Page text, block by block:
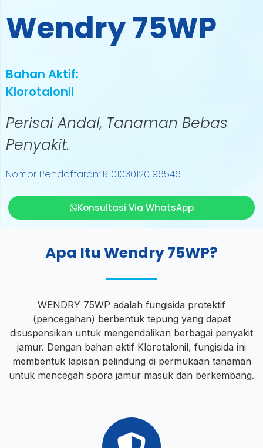
Wendry 75WP
Bahan Aktif:
Klorotalonil
Perisai Andal, Tanaman Bebas
Penyakit.
Nomor Pendaftaran: RI.01030120196546
Konsultasi Via WhatsApp
Apa Itu Wendry 75WP?
WENDRY 75WP adalah fungisida protektif
(pencegahan) berbentuk tepung yang dapat
disuspensikan untuk mengendalikan berbagai penyakit
jamur. Dengan bahan aktif Klorotalonil, fungisida ini
membentuk lapisan pelindung di permukaan tanaman
untuk mencegah spora jamur masuk dan berkembang.